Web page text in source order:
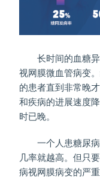
长时间的血糖异
视网膜微血管病变
的患者直到非常晚
和疾病的进展速度
时已晚。
一个人患糖尿病
几率就越高。但只
病视网膜病变的严